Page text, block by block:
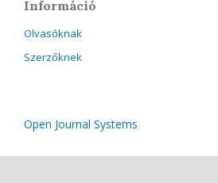
Információ
Olvasóknak
Szerzőknek
Open Journal Systems